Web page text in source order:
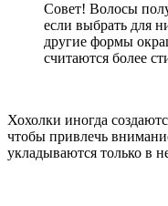
Совет! Волосы
если выбрать для
другие формы
считаются более
Хохолки иногда
чтобы привлечь
укладываются только в